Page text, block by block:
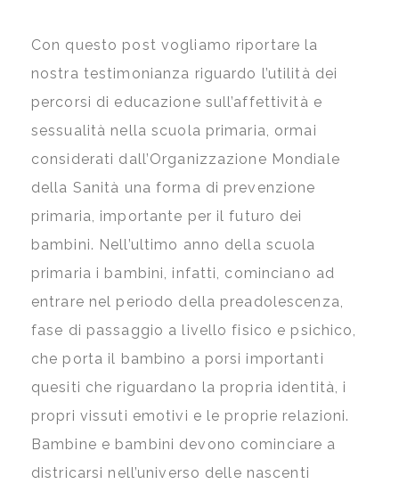
Con questo post vogliamo riportare la
nostra testimonianza riguardo l’utilità dei
percorsi di educazione sull’affettività e
sessualità nella scuola primaria, ormai
considerati dall’Organizzazione Mondiale
della Sanità una forma di prevenzione
primaria, importante per il futuro dei
bambini. Nell’ultimo anno della scuola
primaria i bambini, infatti, cominciano ad
entrare nel periodo della preadolescenza,
fase di passaggio a livello fisico e psichico,
che porta il bambino a porsi importanti
quesiti che riguardano la propria identità, i
propri vissuti emotivi e le proprie relazioni.
Bambine e bambini devono cominciare a
districarsi nell’universo delle nascenti